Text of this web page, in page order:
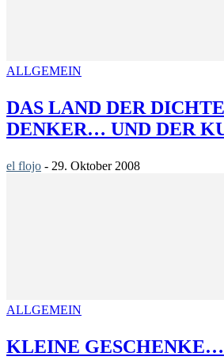
ALLGEMEIN
DAS LAND DER
DENKER… UND DER
el flojo - 29. Oktober 2008
ALLGEMEIN
KLEINE GESCHENKE…